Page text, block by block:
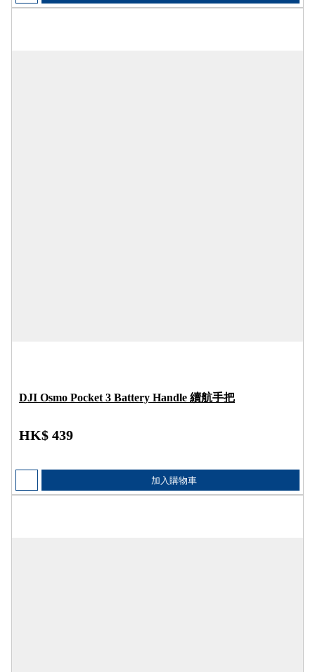
DJI Osmo Pocket 3 Battery Handle 續航手把
HK$ 439
加入購物車